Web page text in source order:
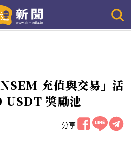
充值與交易」活
USDT 獎勵池
分享